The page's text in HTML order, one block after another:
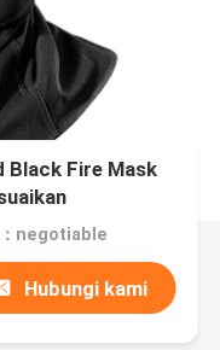
Black Fire Mask
negotiable
Hubungi kami